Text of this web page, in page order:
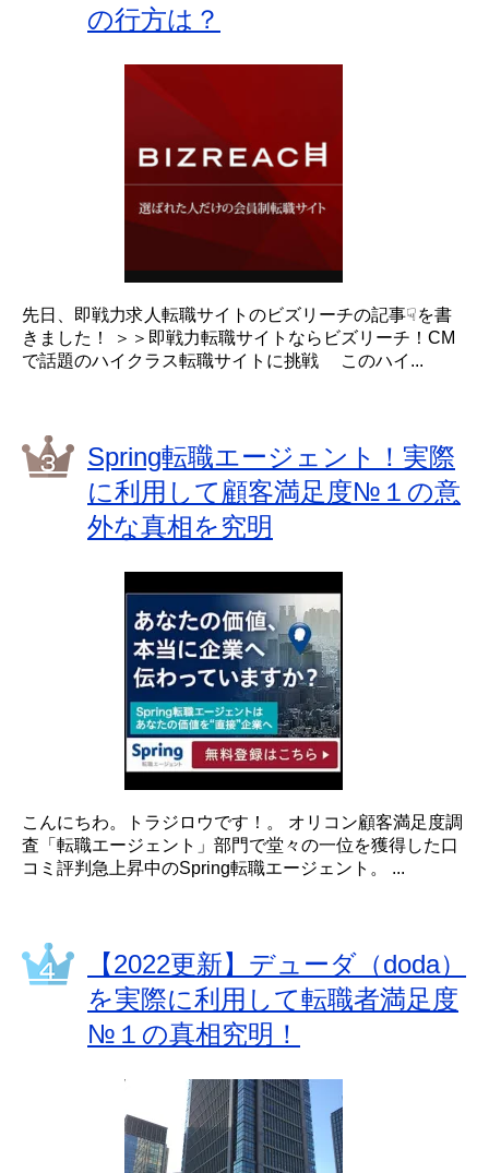
の行方は？
先日、即戦力求人転職サイトのビズリーチの記事☟を書
きました！ ＞＞即戦力転職サイトならビズリーチ！CM
で話題のハイクラス転職サイトに挑戦 このハイ...
Spring転職エージェント！実際
に利用して顧客満足度№１の意
外な真相を究明
こんにちわ。トラジロウです！。 オリコン顧客満足度調
査「転職エージェント」部門で堂々の一位を獲得した口
コミ評判急上昇中のSpring転職エージェント。 ...
【2022更新】デューダ（doda）
を実際に利用して転職者満足度
№１の真相究明！